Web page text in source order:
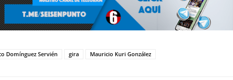
Domínguez Servién gira Mauricio Kuri González